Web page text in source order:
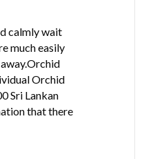
calmly wait
much easily
Orchid
Sri Lankan
that there